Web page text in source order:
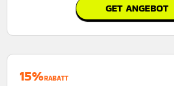
GET ANGEBOT
15%RABATT